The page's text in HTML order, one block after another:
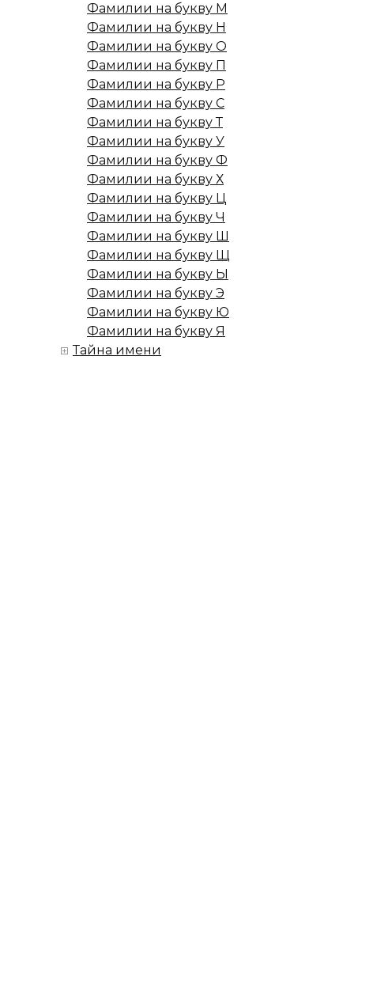
Фамилии на букву М
Фамилии на букву Н
Фамилии на букву О
Фамилии на букву П
Фамилии на букву Р
Фамилии на букву С
Фамилии на букву Т
Фамилии на букву У
Фамилии на букву Ф
Фамилии на букву Х
Фамилии на букву Ц
Фамилии на букву Ч
Фамилии на букву Ш
Фамилии на букву Щ
Фамилии на букву Ы
Фамилии на букву Э
Фамилии на букву Ю
Фамилии на букву Я
Тайна имени